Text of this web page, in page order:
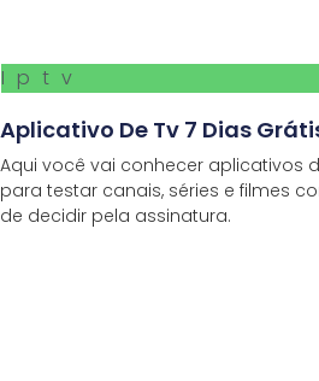
Iptv
Aplicativo De Tv 7 Dias
Aqui você vai conhecer aplicativos
para testar canais, séries e filmes
de decidir pela assinatura.